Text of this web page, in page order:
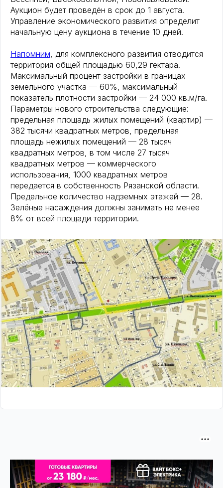
Аукцион будет проведён в срок до 1 августа.
Управление экономического развития определит
начальную цену аукциона в течение 10 дней.
Напомним, для комплексного развития отводится
территория общей площадью 60,29 гектара.
Максимальный процент застройки в границах
земельного участка — 60%, максимальный
показатель плотности застройки — 24 000 кв.м/га.
Параметры нового строительства следующие:
предельная площадь жилых помещений (квартир) —
382 тысячи квадратных метров, предельная
площадь нежилых помещений — 28 тысяч
квадратных метров, в том числе 27 тысяч
квадратных метров — коммерческого
использования, 1000 квадратных метров
передается в собственность Рязанской области.
Предельное количество надземных этажей — 28.
Зелёные насаждения должны занимать не менее
8% от всей площади территории.